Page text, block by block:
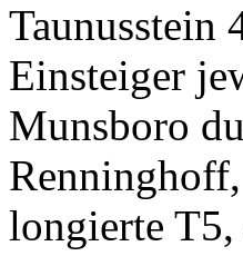
Taunusstein
Einsteiger
Munsboro
longierte